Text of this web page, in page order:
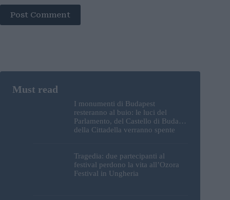
Post Comment
I monumenti di Budapest
resteranno al buio: le luci del
Parlamento, del Castello di Buda e
della Cittadella verranno spente
Tragedia: due partecipanti al
festival perdono la vita all’Ozora
Festival in Ungheria